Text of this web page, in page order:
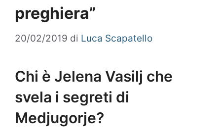
preghiera”
20/02/2019 di Luca Scapatello
Chi è Jelena Vasilj che
svela i segreti di
Medjugorje?